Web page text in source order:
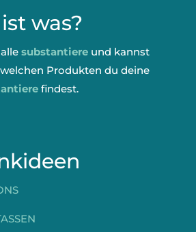
was?
substantiereund kannst
Produkten du deine
findest.